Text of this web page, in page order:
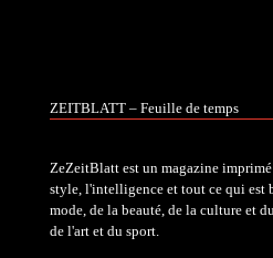
ZEITBLATT – Feuille de temps
ZeZeitBlatt est un magazine
style, l'intelligence et tout ce qui est
mode, de la beauté, de la culture et
de l'art et du sport.